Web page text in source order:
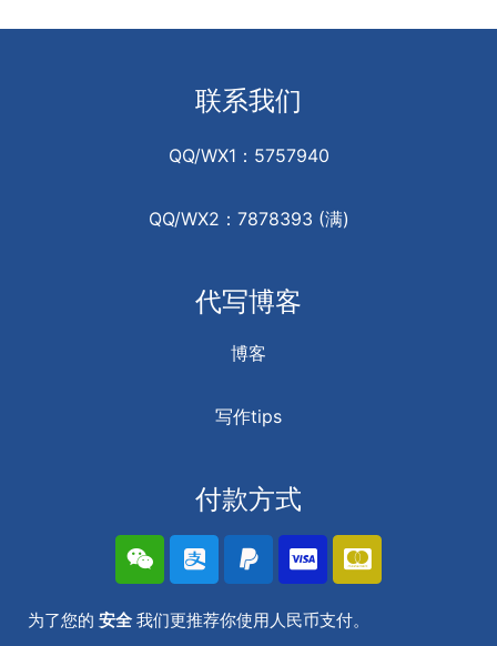
联系我们
QQ/WX1：5757940
QQ/WX2：7878393 (满)
代写博客
博客
写作tips
付款方式
为了您的 安全 我们更推荐你使用人民币支付。